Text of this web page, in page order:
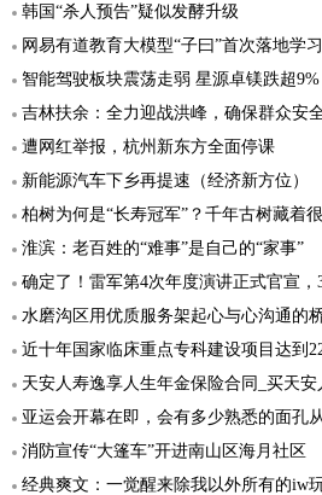
韩国“杀人预告”疑似发酵升级
网易有道教育大模型“子曰”首次落地学
智能驾驶板块震荡走弱 星源卓镁跌超9%
吉林扶余：全力迎战洪峰，确保群众安
遭网红举报，杭州新东方全面停课
新能源汽车下乡再提速（经济新方位）
柏树为何是“长寿冠军”？千年古树藏着
淮滨：老百姓的“难事”是自己的“家事”
确定了！雷军第4次年度演讲正式官宣
水磨沟区用优质服务架起心与心沟通的
近十年国家临床重点专科建设项目达到
天安人寿逸享人生年金保险合同_买天安人寿
亚运会开幕在即，会有多少熟悉的面孔
消防宣传“大篷车”开进南山区海月社区
经典爽文：一觉醒来除我以外所有的iw